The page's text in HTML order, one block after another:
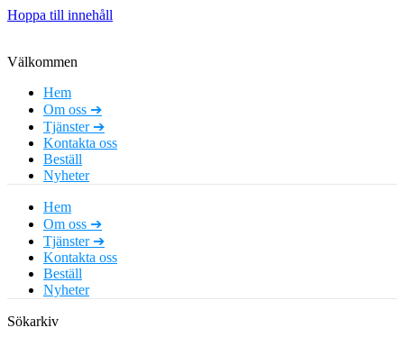
Hoppa till innehåll
Välkommen
Hem
Om oss ➔
Tjänster ➔
Kontakta oss
Beställ
Nyheter
Hem
Om oss ➔
Tjänster ➔
Kontakta oss
Beställ
Nyheter
Sökarkiv